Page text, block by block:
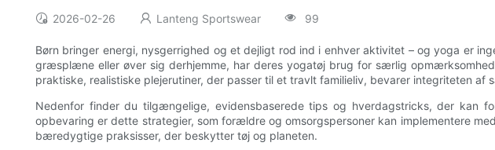
2026-02-26 Lanteng Sportswear 99
Børn bringer energi, nysgerrighed og et dejligt rod ind i enhver aktivitet – og yoga er
græsplæne eller øver sig derhjemme, har deres yogatøj brug for særlig
praktiske, realistiske plejerutiner, der passer til et travlt familieliv, bevarer integriteten
Nedenfor finder du tilgængelige, evidensbaserede tips og hverdagstricks, der kan
opbevaring er dette strategier, som forældre og omsorgspersoner kan implementere
bæredygtige praksisser, der beskytter tøj og planeten.